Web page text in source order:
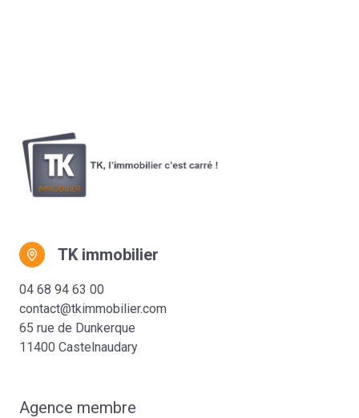
TK immobilier
04 68 94 63 00
contact@tkimmobilier.com
65 rue de Dunkerque
11400 Castelnaudary
Agence membre